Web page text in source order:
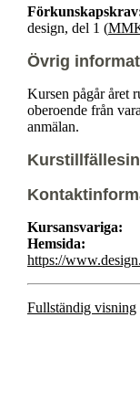
design, del 1 (
Övrig
Kursen pågår året
oberoende från
anmälan.
Kursansvariga:
Hemsida:
https://
Fullständig visning